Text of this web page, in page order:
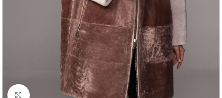
Нажмите, чтобы увеличить